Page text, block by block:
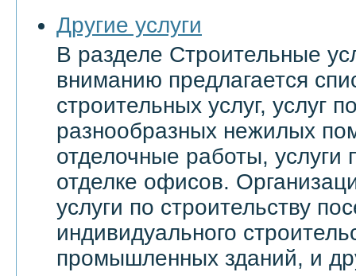
Другие услуги
В разделе Строительные
вниманию предлагается
строительных услуг, услуг
разнообразных нежилых
отделочные работы, услуги
отделке офисов.
услуги по строительству
индивидуального
промышленных зданий, и